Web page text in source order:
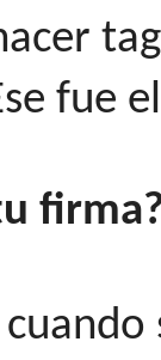
fue